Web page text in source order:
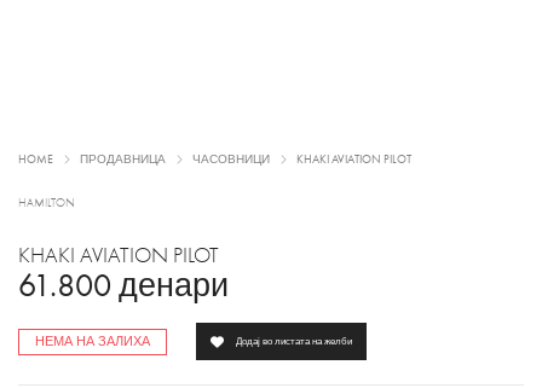
HOME ПРОДАВНИЦА ЧАСОВНИЦИ KHAKI AVIATION PILOT
HAMILTON
KHAKI AVIATION PILOT
61.800 денари
НЕМА НА ЗАЛИХА Додај во листата на желби